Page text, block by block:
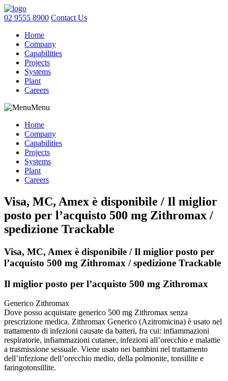
02 9555 8900 Contact Us
Home
Company
Capabilities
Projects
Systems
Plant
Careers
Menu
Home
Company
Capabilities
Projects
Systems
Plant
Careers
Visa, MC, Amex è disponibile / Il miglior
posto per l’acquisto 500 mg Zithromax /
spedizione Trackable
Visa, MC, Amex è disponibile / Il miglior posto per
l’acquisto 500 mg Zithromax / spedizione Trackable
Il miglior posto per l’acquisto 500 mg Zithromax
Generico Zithromax
Dove posso acquistare generico 500 mg Zithromax senza
prescrizione medica. Zithromax Generico (Azitromicina) è usato nel
trattamento di infezioni causate da batteri, fra cui: infiammazioni
respiratorie, infiammazioni cutanee, infezioni all’orecchio e malattie
a trasmissione sessuale. Viene usato nei bambini nel trattamento
dell’infezione dell’orecchio medio, della polmonite, tonsillite e
faringotonsillite.